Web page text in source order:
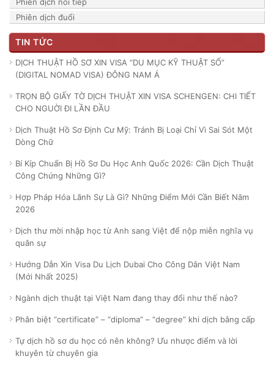
Phiên dịch nối tiếp
Phiên dịch đuổi
TIN TỨC
DỊCH THUẬT HỒ SƠ XIN VISA “DU MỤC KỸ THUẬT SỐ”
(DIGITAL NOMAD VISA) ĐÔNG NAM Á
TRỌN BỘ GIẤY TỜ DỊCH THUẬT XIN VISA SCHENGEN: CHI TIẾT
CHO NGUỜI ĐI LẦN ĐẦU
Dịch Thuật Hồ Sơ Định Cư Mỹ: Tránh Bị Loại Chỉ Vì Sai Sót Một
Dòng Chữ
Bí Kíp Chuẩn Bị Hồ Sơ Du Học Anh Quốc 2026: Cần Dịch Thuật
Công Chứng Những Gì?
Hợp Pháp Hóa Lãnh Sự Là Gì? Những Điểm Mới Cần Biết Năm
2026
Dịch thư mời nhập học từ Anh sang Việt để nộp miễn nghĩa vụ
quân sự
Hướng Dẫn Xin Visa Du Lịch Dubai Cho Công Dân Việt Nam
(Mới Nhất 2025)
Ngành dịch thuật tại Việt Nam đang thay đổi như thế nào?
Phân biệt “certificate” – “diploma” – “degree” khi dịch bằng cấp
Tự dịch hồ sơ du học có nên không? Ưu nhược điểm và lời
khuyên từ chuyên gia